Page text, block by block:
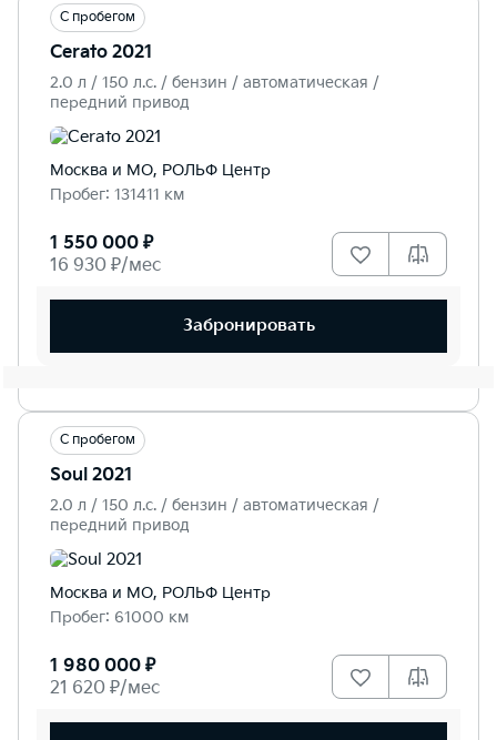
С пробегом
Cerato 2021
2.0 л / 150 л.c. / бензин / автоматическая /
передний привод
Москва и МО, РОЛЬФ Центр
Пробег: 131411 км
1 550 000 ₽
16 930 ₽/мес
Забронировать
С пробегом
Soul 2021
2.0 л / 150 л.c. / бензин / автоматическая /
передний привод
Москва и МО, РОЛЬФ Центр
Пробег: 61000 км
1 980 000 ₽
21 620 ₽/мес